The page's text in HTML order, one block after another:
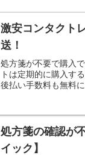
激安コンタクト
送！
処方箋が不要で購入
トは定期的に購入す
後払い手数料も無料
処方箋の確認が
イック】